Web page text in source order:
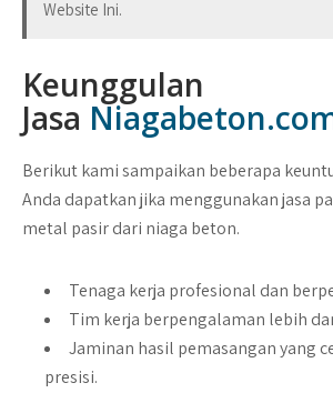
Website Ini.
Keunggulan
Jasa
Berikut kami sampaikan beberapa
Anda dapatkan jika menggunakan jasa
metal pasir dari niaga beton.
Tenaga kerja profesional dan
Tim kerja berpengalaman lebih
Jaminan hasil pemasangan yang
presisi.